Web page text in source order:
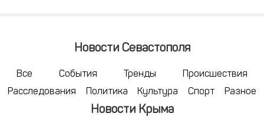
Новости Севастополя
Все События Тренды
Происшествия
Расследования
Политика Культура Спорт Разное
Новости Крыма